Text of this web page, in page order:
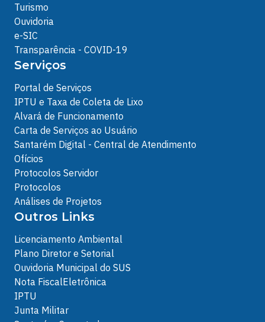
Turismo
Ouvidoria
e-SIC
Transparência - COVID-19
Serviços
Portal de Serviços
IPTU e Taxa de Coleta de Lixo
Alvará de Funcionamento
Carta de Serviços ao Usuário
Santarém Digital - Central de Atendimento
Ofícios
Protocolos Servidor
Protocolos
Análises de Projetos
Outros Links
Licenciamento Ambiental
Plano Diretor e Setorial
Ouvidoria Municipal do SUS
Nota FiscalEletrônica
IPTU
Junta Militar